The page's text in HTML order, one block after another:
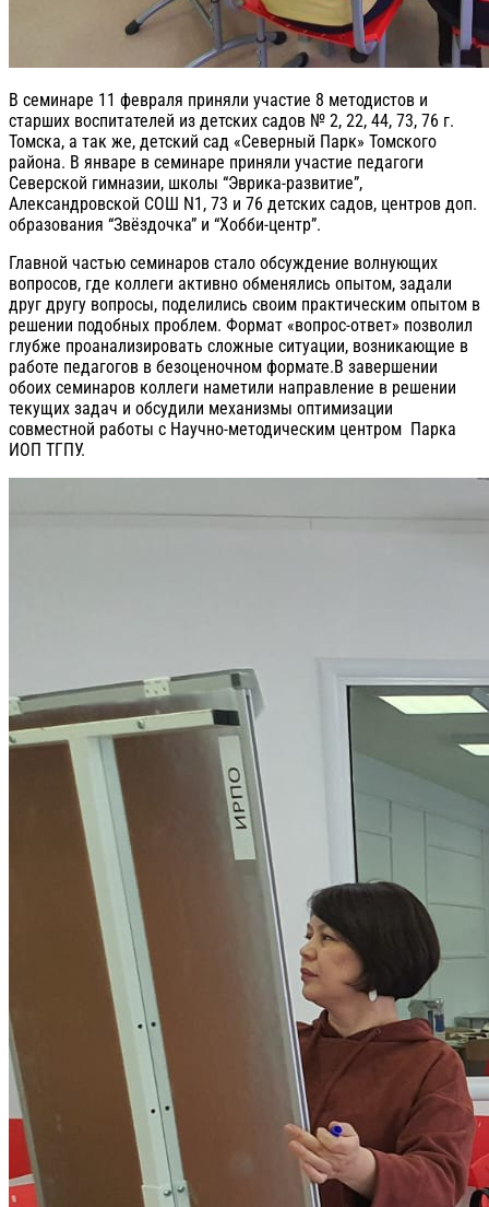
В семинаре 11 февраля приняли участие 8 методистов и
старших воспитателей из детских садов № 2, 22, 44, 73, 76 г.
Томска, а так же, детский сад «Северный Парк» Томского
района. В январе в семинаре приняли участие педагоги
Северской гимназии, школы “Эврика-развитие”,
Александровской СОШ N1, 73 и 76 детских садов, центров доп.
образования “Звёздочка” и “Хобби-центр”.
Главной частью семинаров стало обсуждение волнующих
вопросов, где коллеги активно обменялись опытом, задали
друг другу вопросы, поделились своим практическим опытом в
решении подобных проблем. Формат «вопрос-ответ» позволил
глубже проанализировать сложные ситуации, возникающие в
работе педагогов в безоценочном формате.В завершении
обоих семинаров коллеги наметили направление в решении
текущих задач и обсудили механизмы оптимизации
совместной работы с Научно-методическим центром Парка
ИОП ТГПУ.